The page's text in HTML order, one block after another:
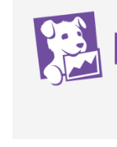
年Q3決算
【
Q3決